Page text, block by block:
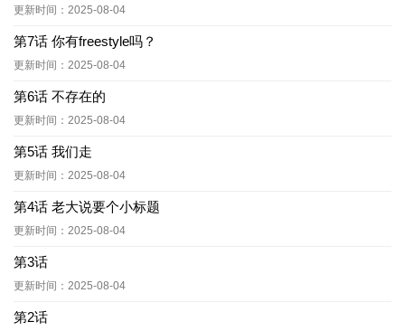
更新时间：2025-08-04
第7话 你有freestyle吗？
更新时间：2025-08-04
第6话 不存在的
更新时间：2025-08-04
第5话 我们走
更新时间：2025-08-04
第4话 老大说要个小标题
更新时间：2025-08-04
第3话
更新时间：2025-08-04
第2话